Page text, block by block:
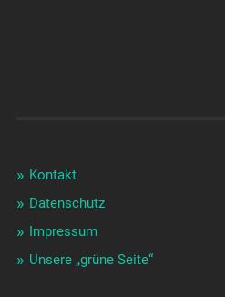
Kontakt
Datenschutz
Impressum
Unsere „grüne Seite“